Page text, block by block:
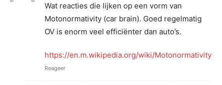
Wat reacties die lijken op een vorm van
Motonormativity (car brain). Goed regelmatig
OV is enorm veel efficiënter dan auto’s.
https://en.m.wikipedia.org/wiki/Motonormativity
Reageer